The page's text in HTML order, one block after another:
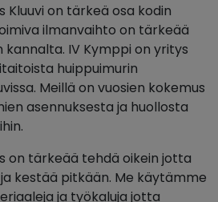
Kluuvi on tärkeä osa kodin
ilmanvaihto on tärkeää
kannalta. IV Kymppi on yritys
huippuimurin
Meillä on vuosien kokemus
asennuksesta ja huollosta
on tärkeää tehdä oikein jotta
kestää pitkään. Me käytämme
ja työkaluja jotta